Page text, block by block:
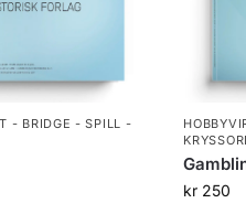
- BRIDGE - SPILL -
kr 250